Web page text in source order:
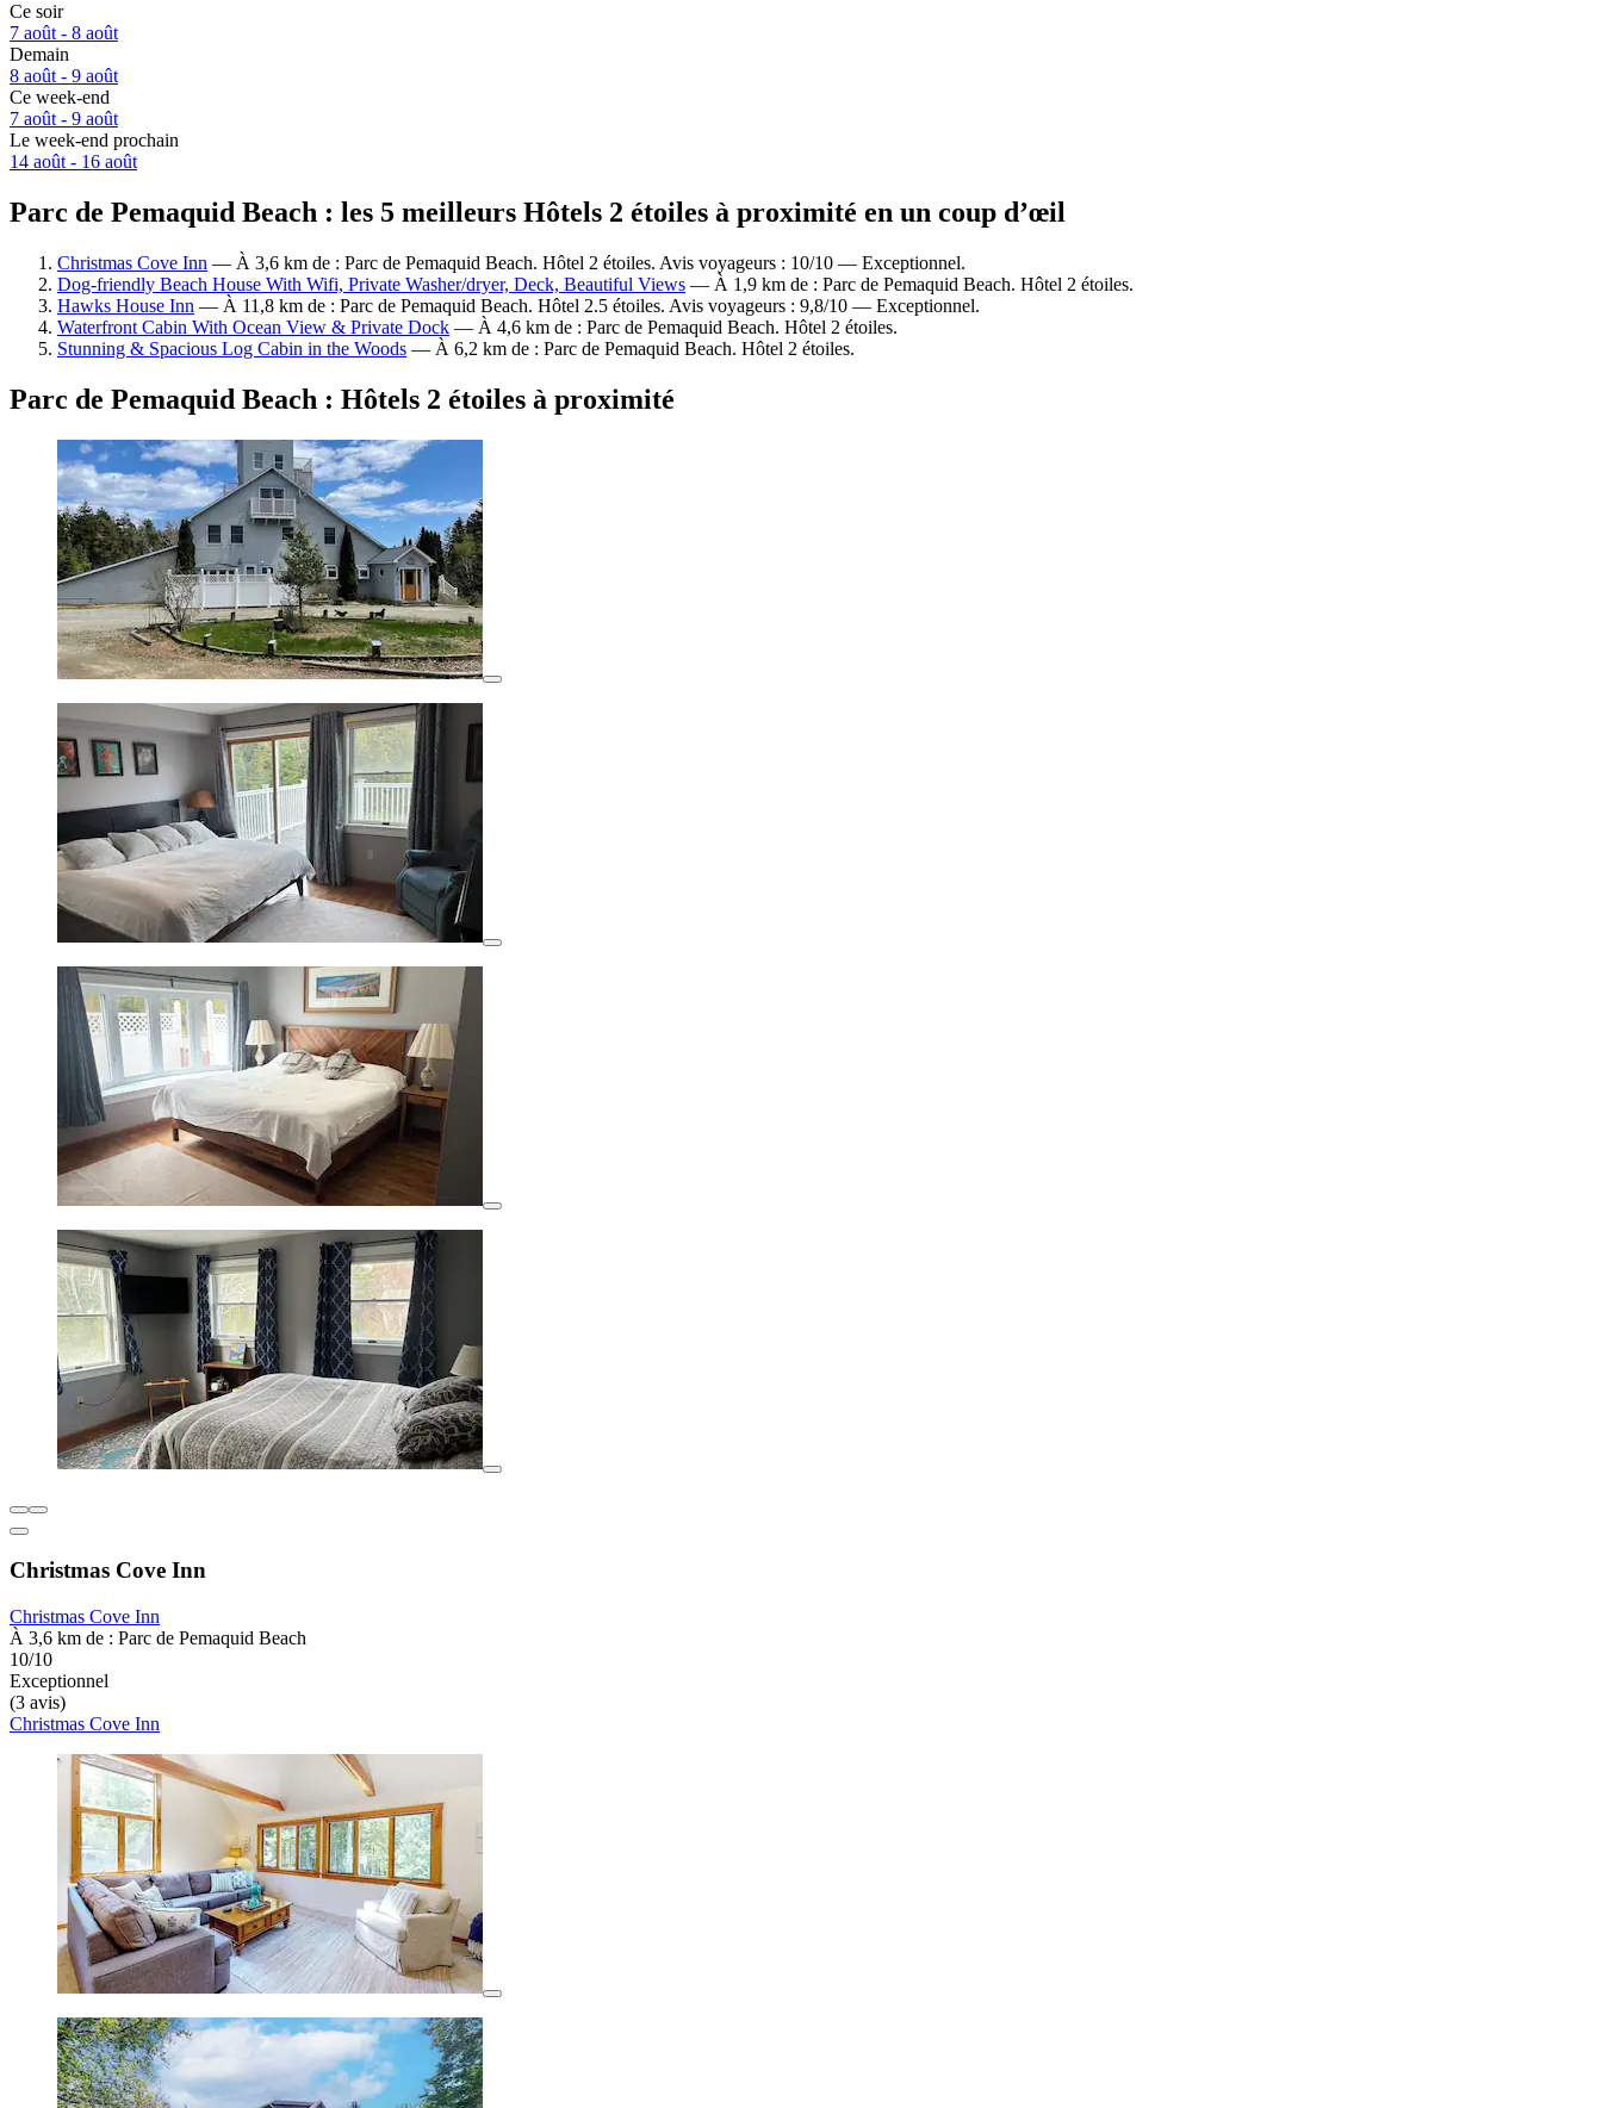
Ce soir
7 août - 8 août
Demain
8 août - 9 août
Ce week-end
7 août - 9 août
Le week-end prochain
14 août - 16 août
Parc de Pemaquid Beach : les 5 meilleurs Hôtels 2 étoiles à proximité en un coup d’œil
Christmas Cove Inn — À 3,6 km de : Parc de Pemaquid Beach. Hôtel 2 étoiles. Avis voyageurs : 10/10 — Exceptionnel.
Dog-friendly Beach House With Wifi, Private Washer/dryer, Deck, Beautiful Views — À 1,9 km de : Parc de Pemaquid Beach. Hôtel 2 étoiles.
Hawks House Inn — À 11,8 km de : Parc de Pemaquid Beach. Hôtel 2.5 étoiles. Avis voyageurs : 9,8/10 — Exceptionnel.
Waterfront Cabin With Ocean View & Private Dock — À 4,6 km de : Parc de Pemaquid Beach. Hôtel 2 étoiles.
Stunning & Spacious Log Cabin in the Woods — À 6,2 km de : Parc de Pemaquid Beach. Hôtel 2 étoiles.
Parc de Pemaquid Beach : Hôtels 2 étoiles à proximité
Christmas Cove Inn
Christmas Cove Inn
À 3,6 km de : Parc de Pemaquid Beach
10/10
Exceptionnel
(3 avis)
Christmas Cove Inn